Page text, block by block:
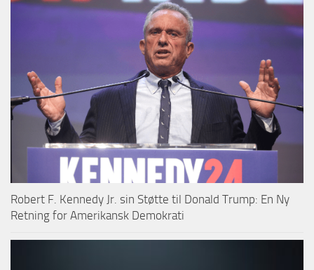
Robert F. Kennedy Jr. sin Støtte til Donald Trump: En Ny
Retning for Amerikansk Demokrati